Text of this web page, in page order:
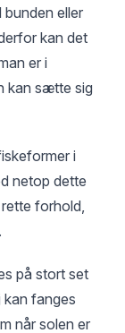
eller
kan det
er i
kan sætte sig
i
netop dette
forhold,
på stort set
kan fanges
når solen er